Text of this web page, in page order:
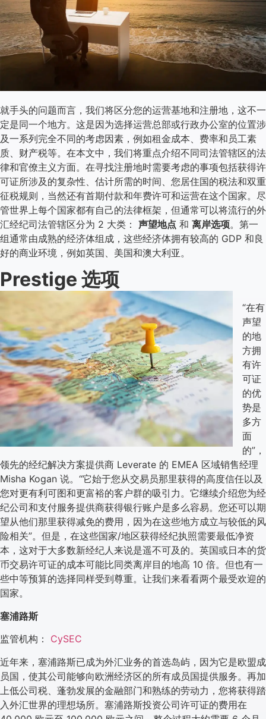
就手头的问题而言，我们将区分您的运营基地和注册地，这不一
定是同一个地方。这是因为选择运营总部或行政办公室的位置涉
及一系列完全不同的考虑因素，例如租金成本、费率和员工素
质、财产税等。在本文中，我们将重点介绍不同司法管辖区的法
律和官僚主义方面。在寻找注册地时需要考虑的事项包括获得许
可证所涉及的复杂性、估计所需的时间、您居住国的税法和双重
征税规则，当然还有首期付款和年费许可和运营在这个国家。尽
管世界上每个国家都有自己的法律框架，但通常可以将流行的外
汇经纪司法管辖区分为 2 大类： 声望地点 和 离岸选项。第一
组通常由成熟的经济体组成，这些经济体拥有较高的 GDP 和良
好的商业环境，例如英国、美国和澳大利亚。
Prestige 选项
“在有
声望
的地
方拥
有许
可证
的优
势是
多方
面
的”，
领先的经纪解决方案提供商 Leverate 的 EMEA 区域销售经理
Misha Kogan 说。“它始于您从交易员那里获得的高度信任以及
您对更有利可图和更富裕的客户群的吸引力。它继续介绍您为经
纪公司和支付服务提供商获得银行账户是多么容易。您还可以期
望从他们那里获得减免的费用，因为在这些地方成立与较低的风
险相关”。但是，在这些国家/地区获得经纪执照需要最低净资
本，这对于大多数新经纪人来说是遥不可及的。英国或日本的货
币交易许可证的成本可能比同类离岸目的地高 10 倍。但也有一
些中等预算的选择同样受到尊重。让我们来看看两个最受欢迎的
国家。
塞浦路斯
监管机构： CySEC
近年来，塞浦路斯已成为外汇业务的首选岛屿，因为它是欧盟成
员国，使其公司能够向欧洲经济区的所有成员国提供服务。再加
上低公司税、蓬勃发展的金融部门和熟练的劳动力，您将获得踏
入外汇世界的理想场所。塞浦路斯投资公司许可证的费用在